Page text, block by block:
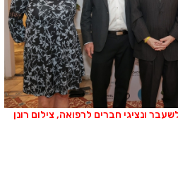
ונציגי חברים לרפואה, צילום רונן